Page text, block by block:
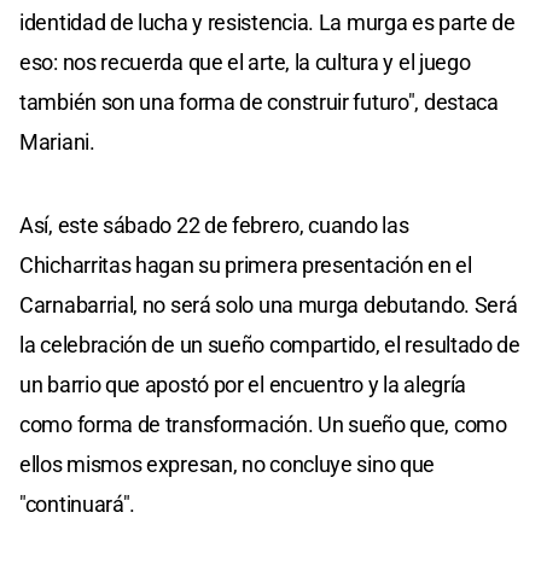
identidad de lucha y resistencia. La murga es parte de
eso: nos recuerda que el arte, la cultura y el juego
también son una forma de construir futuro", destaca
Mariani.
Así, este sábado 22 de febrero, cuando las
Chicharritas hagan su primera presentación en el
Carnabarrial, no será solo una murga debutando. Será
la celebración de un sueño compartido, el resultado de
un barrio que apostó por el encuentro y la alegría
como forma de transformación. Un sueño que, como
ellos mismos expresan, no concluye sino que
"continuará".